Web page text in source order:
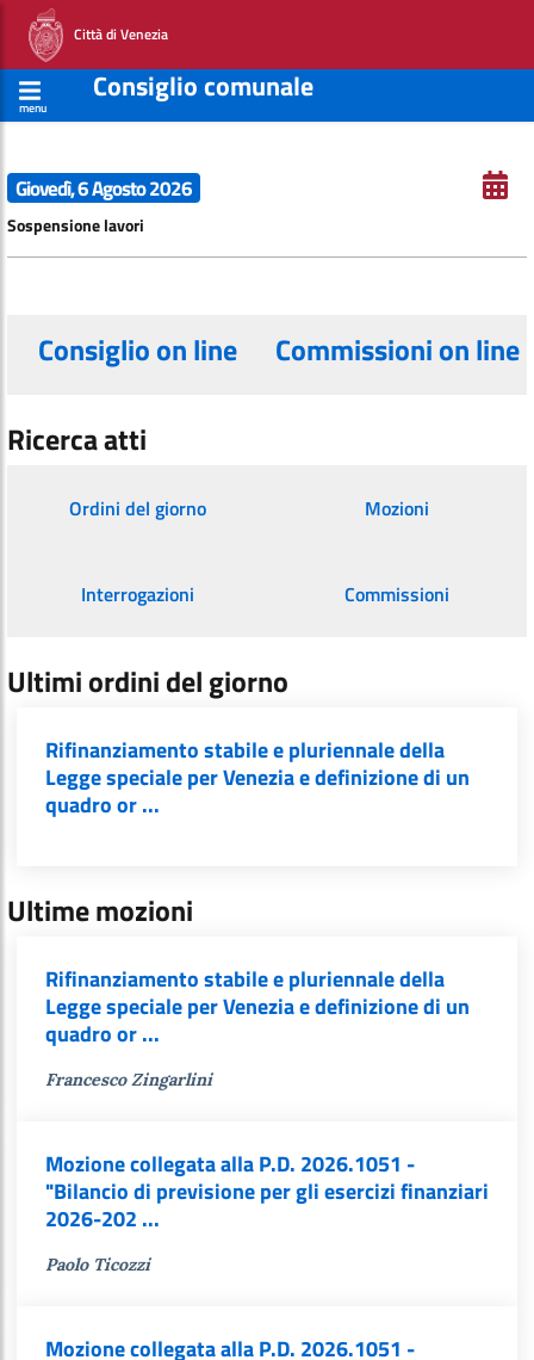
Città di Venezia
menu
Consiglio comunale
Giovedì, 6 Agosto 2026
Sospensione lavori
Consiglio on line Commissioni on line
Ricerca atti
Ordini del giorno Mozioni
Interrogazioni Commissioni
Ultimi ordini del giorno
Rifinanziamento stabile e pluriennale della
Legge speciale per Venezia e definizione di un
quadro or ...
Ultime mozioni
Rifinanziamento stabile e pluriennale della
Legge speciale per Venezia e definizione di un
quadro or ...
Francesco Zingarlini
Mozione collegata alla P.D. 2026.1051 -
"Bilancio di previsione per gli esercizi finanziari
2026-202 ...
Paolo Ticozzi
Mozione collegata alla P.D. 2026.1051 -